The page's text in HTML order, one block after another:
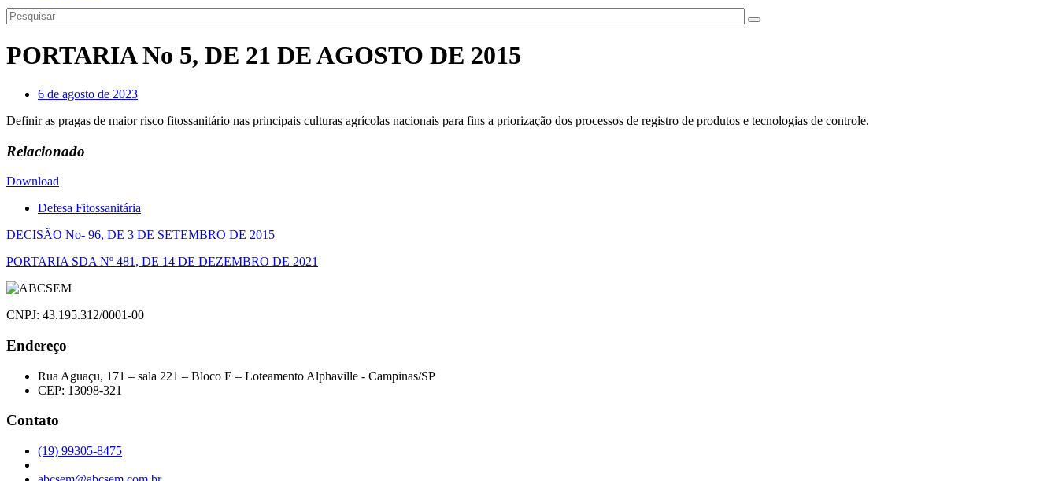
PORTARIA No 5, DE 21 DE AGOSTO DE 2015
6 de agosto de 2023
Definir as pragas de maior risco fitossanitário nas principais culturas agrícolas nacionais para fins a priorização dos processos de registro de produtos e tecnologias de controle.
Relacionado
Download
Defesa Fitossanitária
Navegação
de
Post
DECISÃO No- 96, DE 3 DE SETEMBRO DE 2015
PORTARIA SDA Nº 481, DE 14 DE DEZEMBRO DE 2021
CNPJ: 43.195.312/0001-00
Endereço
Rua Aguaçu, 171 – sala 221 – Bloco E – Loteamento Alphaville - Campinas/SP
CEP: 13098-321
Contato
(19) 99305-8475